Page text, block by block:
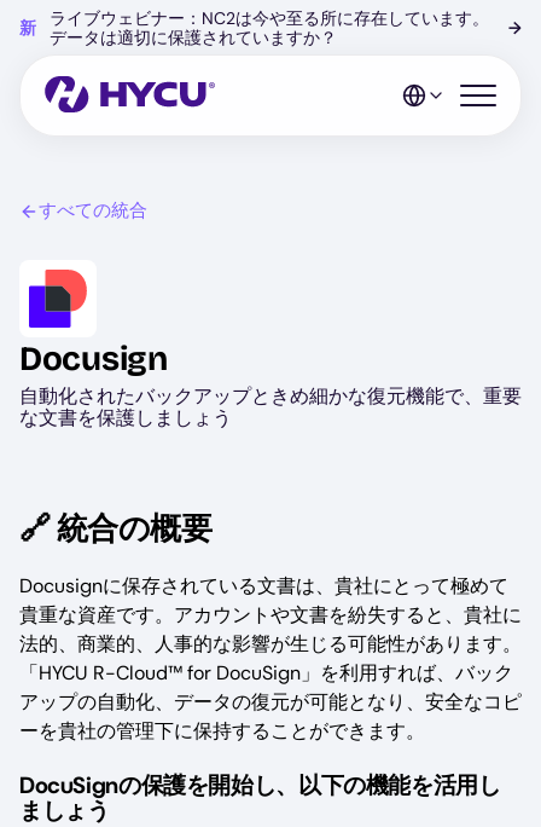
content
新
ライブウェビナー：NC2は今や至る所に存在しています。
データは適切に保護されていますか？
→
Open
すべての統合
Image
Docusign
自動化されたバックアップときめ細かな復元機能で、重要
な文書を保護しましょう
🔗 統合の概要
Docusignに保存されている文書は、貴社にとって極めて
貴重な資産です。アカウントや文書を紛失すると、貴社に
法的、商業的、人事的な影響が生じる可能性があります。
「HYCU R-Cloud™ for DocuSign」を利用すれば、バック
アップの自動化、データの復元が可能となり、安全なコピ
ーを貴社の管理下に保持することができます。
DocuSignの保護を開始し、以下の機能を活用し
ましょう